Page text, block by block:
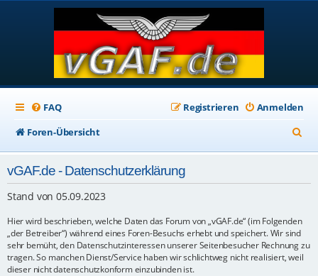
FAQ Anmelden
Registrieren
Foren-Übersicht
u
vGAF.de - Datenschutzerklärung
Stand von 05.09.2023
Hier wird beschrieben, welche Daten das Forum von „vGAF.de“ (im Folgenden
„der Betreiber“) während eines Foren-Besuchs erhebt und speichert. Wir sind
sehr bemüht, den Datenschutzinteressen unserer Seitenbesucher Rechnung zu
tragen. So manchen Dienst/Service haben wir schlichtweg nicht realisiert, weil
dieser nicht datenschutzkonform einzubinden ist.